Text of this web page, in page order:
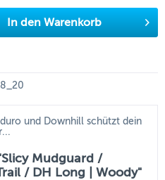
In den Warenkorb
und Downhill schützt dein
Mudguard /
/ DH Long | Woody"